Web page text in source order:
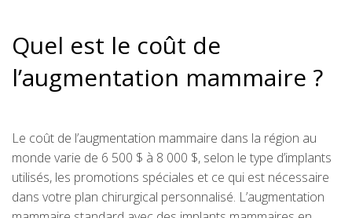
Quel est le coût de
l’augmentation mammaire ?
Le coût de l’augmentation mammaire dans la région au
monde varie de 6 500 $ à 8 000 $, selon le type d’implants
utilisés, les promotions spéciales et ce qui est nécessaire
dans votre plan chirurgical personnalisé. L’augmentation